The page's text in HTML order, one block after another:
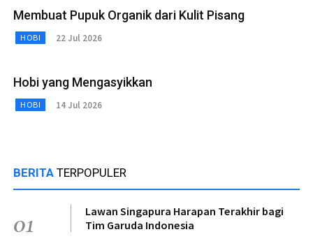
Membuat Pupuk Organik dari Kulit Pisang
HOBI 22 Jul 2026
Hobi yang Mengasyikkan
HOBI 14 Jul 2026
BERITA TERPOPULER
01
Lawan Singapura Harapan Terakhir bagi
Tim Garuda Indonesia